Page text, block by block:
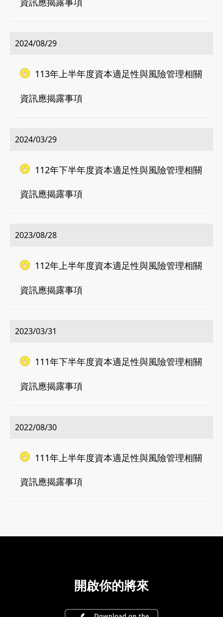
2024/08/29
113年上半年度資本適足性與風險管理相關
資訊應揭露事項
2024/03/29
112年下半年度資本適足性與風險管理相關
資訊應揭露事項
2023/08/28
112年上半年度資本適足性與風險管理相關
資訊應揭露事項
2023/03/31
111年下半年度資本適足性與風險管理相關
資訊應揭露事項
2022/08/30
111年上半年度資本適足性與風險管理相關
資訊應揭露事項
開啟你的將來